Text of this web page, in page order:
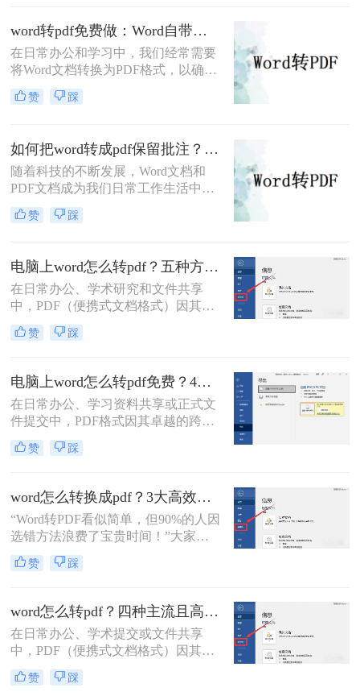
三种将Word转换为PDF的方法。 word转pdf免费做：Word自带导出和在线工具效果差在哪！
在日常办公和学习中，我们经常需要
将Word文档转换为PDF格式，以确保
文档的稳定性和兼容性，便于分享和
打印。那么word转pdf怎么转免费呢？
赞 踩
如何把word转成pdf保留批注？这三种方法建议收藏！
随着科技的不断发展，Word文档和
PDF文档成为我们日常工作生活中经
常遇到的文件格式。在某些情况下，
我们需要将Word文档转换为PDF格
批注呢？本文将介绍三种简单有效的
方法来帮助您将Word文档转成PDF并
保留批注。
赞 踩
电脑上word怎么转pdf？五种方法详解！
在日常办公、学术研究和文件共享
中，PDF（便携式文档格式）因其跨
平台、格式固定、不易被篡改的特
性，已成为文件分发的标准格式。而
工具，将其内容完美转换为PDF，是
几乎每个人都会遇到的需求。那么电
脑上word怎么转pdf呢？
赞 踩
电脑上word怎么转pdf免费？4种高效的方法详解！
在日常办公、学习资料共享或正式文
件提交中，PDF格式因其卓越的跨平
台兼容性、固定的排版格式以及良好
的安全性，几乎成为了标准文件格
档编辑工具，我们经常需要将其编辑
好的文档转换为PDF。
赞 踩
word怎么转换成pdf？3大高效方法详解，职场人必备技能！
“Word转PDF看似简单，但90%的人因
选错方法浪费了宝贵时间！”大家
好，我是小编——一位深耕电脑办公
软件测评多年的IT博主。在日常工作
后格式错乱，还得手动调整，太折腾
了！”尤其对于职场办公人群和自媒
体创作者而言，Word转PDF的需求高
频且关键：报告提交、合同归档、内
容分发……任何格式失误都可能导致
专业形象受损。
赞 踩
word怎么转pdf？四种主流且高效全解析！
在日常办公、学术提交或文件共享
中，PDF（便携式文档格式）因其卓
越的跨平台一致性、格式固定性和安
全性，已成为文件分发的首选格式。
赞 踩